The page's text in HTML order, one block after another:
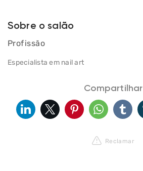
Sobre o salão
Profissão
Especialista em nail art
Compartilhar
Reclamar